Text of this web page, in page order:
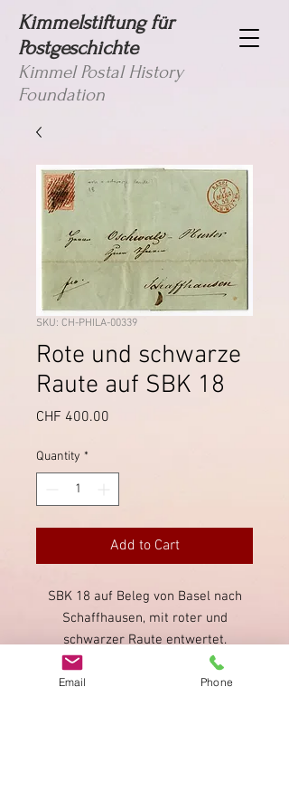
Kimmelstiftung für
Postgeschichte
Kimmel Postal History
Foundation
SKU: CH-PHILA-00339
Rote und schwarze
Raute auf SBK 18
CHF 400.00
Quantity *
Add to Cart
SBK 18 auf Beleg von Basel nach
Schaffhausen, mit roter und
schwarzer Raute entwertet.
Briefmarke unten angeschnitten,
ansonsten guter Zustand. Seltener
Email Phone